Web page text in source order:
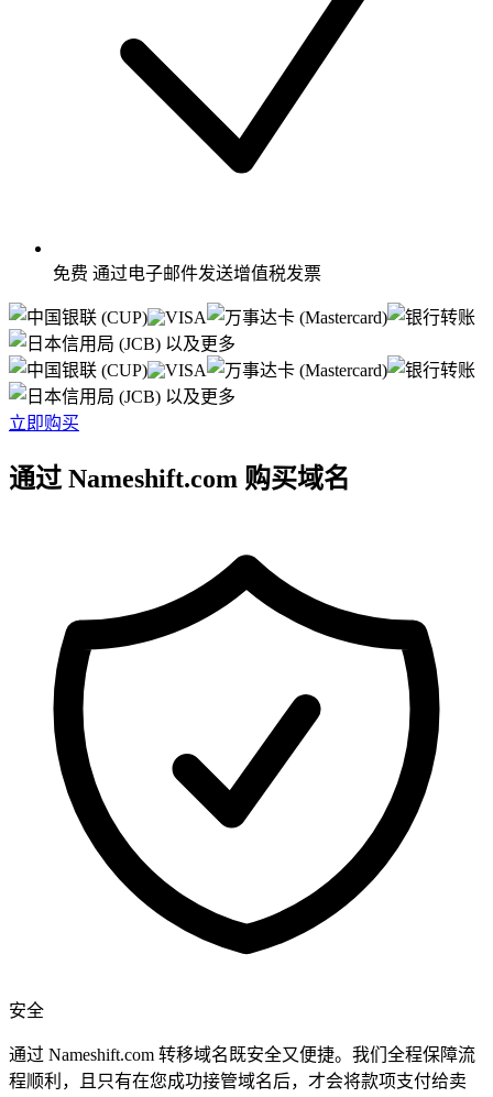
免费 通过电子邮件发送增值税发票
以及更多
以及更多
立即购买
通过 Nameshift.com 购买域名
安全
通过 Nameshift.com 转移域名既安全又便捷。我们全程保障流
程顺利，且只有在您成功接管域名后，才会将款项支付给卖